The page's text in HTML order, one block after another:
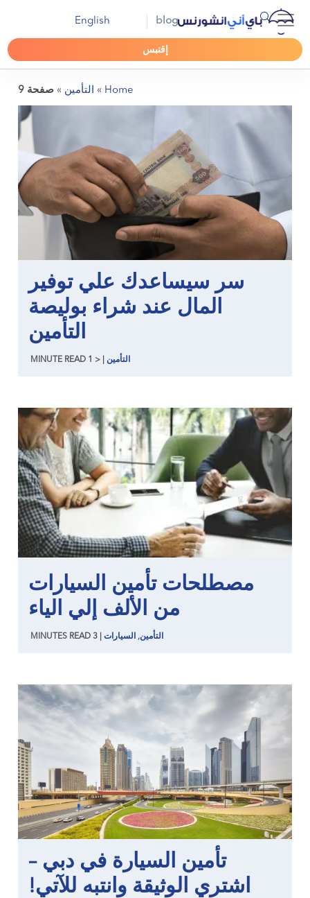
blog
English
إقتبس
Home
» التأمين » صفحة 9
سر سيساعدك علي توفير
المال عند شراء بوليصة
التأمين
التأمين < 1
MINUTE READ
مصطلحات تأمين السيارات
من الألف إلي الياء
التأمين, السيارات 3
MINUTES READ
تأمين السيارة في دبي –
اشتري الوثيقة وانتبه للآتي!